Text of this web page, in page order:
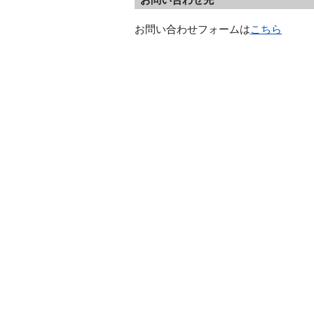
お問い合わせフォームはこちら